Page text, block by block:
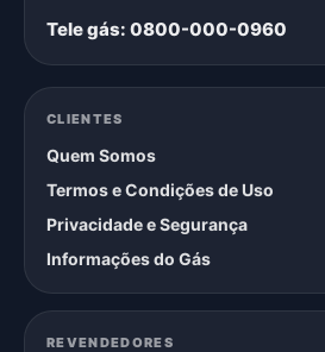
Tele gás: 0800-000-0960
CLIENTES
Quem Somos
Termos e Condições de Uso
Privacidade e Segurança
Informações do Gás
REVENDEDORES